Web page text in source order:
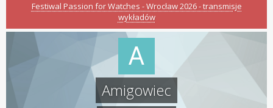
Festiwal Passion for Watches - Wrocław 2026 - transmisje
wykładów
Amigowiec